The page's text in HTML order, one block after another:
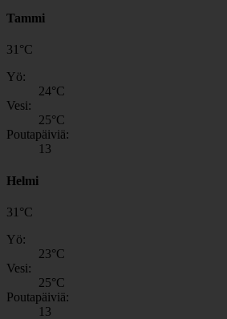
Tammi
31 °C
Yö:
24°C
Vesi:
25°C
Poutapäiviä:
13
Helmi
31 °C
Yö:
23°C
Vesi:
25°C
Poutapäiviä:
13